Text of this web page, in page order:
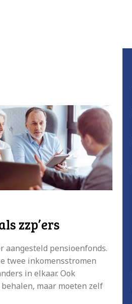
zzp’ers
pensioenfonds.
twee inkomensstromen
in elkaar. Ook
maar moeten zelf